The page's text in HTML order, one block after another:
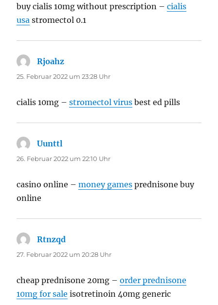
buy cialis 10mg without prescription –cialis
usa stromectol 0.1
Rjoahz
25. Februar 2022 um 23:28 Uhr
cialis 10mg –stromectol virus best ed pills
Uunttl
26. Februar 2022 um 22:10 Uhr
casino online –money games prednisone buy
online
Rtnzqd
27. Februar 2022 um 20:28 Uhr
cheap prednisone 20mg –order prednisone
10mg for sale isotretinoin 40mg generic